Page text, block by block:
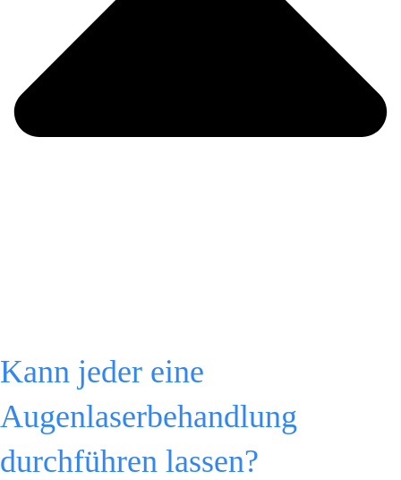
Kann jeder eine
Augenlaserbehandlung
durchführen lassen?